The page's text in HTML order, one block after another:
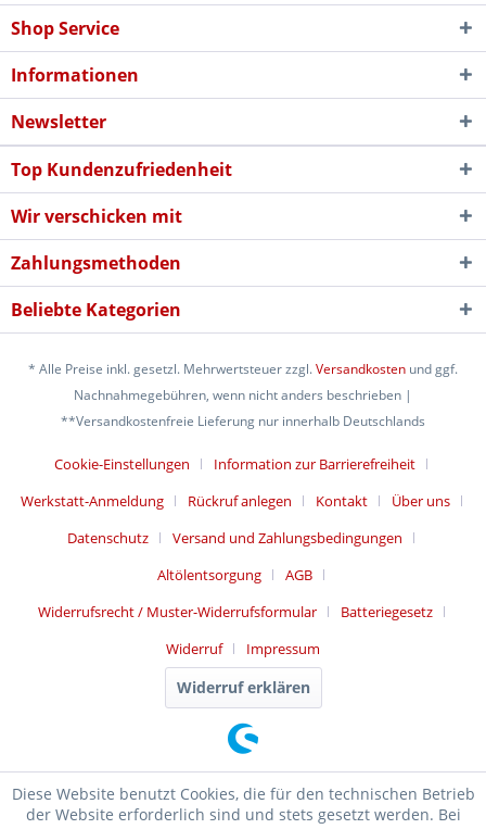
Shop Service
Informationen
Newsletter
Top Kundenzufriedenheit
Wir verschicken mit
Zahlungsmethoden
Beliebte Kategorien
* Alle Preise inkl. gesetzl. Mehrwertsteuer zzgl.Versandkosten und ggf.
Nachnahmegebühren, wenn nicht anders beschrieben |
**Versandkostenfreie Lieferung nur innerhalb Deutschlands
Cookie-Einstellungen
Information zur Barrierefreiheit
Werkstatt-Anmeldung
Rückruf anlegen Kontakt
Über uns
Datenschutz
Versand und Zahlungsbedingungen
Altölentsorgung
AGB
Widerrufsrecht / Muster-Widerrufsformular
Batteriegesetz
Widerruf
Impressum
Widerruf erklären
Diese Website benutzt Cookies, die für den technischen Betrieb
der Website erforderlich sind und stets gesetzt werden. Bei